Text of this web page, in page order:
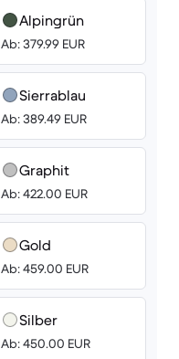
Alpingrün
Ab: 379.99 EUR
Sierrablau
Ab: 389.49 EUR
Graphit
Ab: 422.00 EUR
Gold
Ab: 459.00 EUR
Silber
Ab: 450.00 EUR